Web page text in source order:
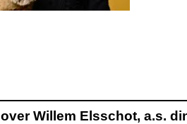
Willem Elsschot, a.s.